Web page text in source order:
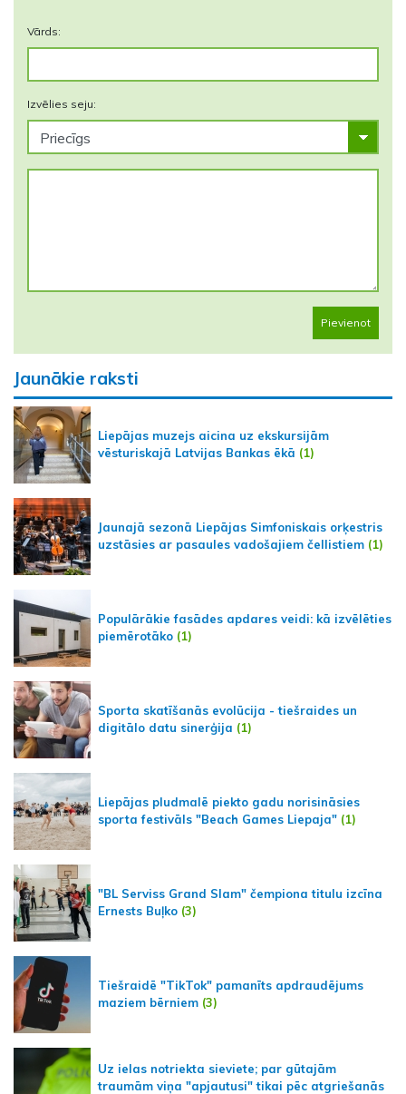
Vārds:
Izvēlies seju:
Pievienot
Jaunākie raksti
Liepājas muzejs aicina uz ekskursijām
vēsturiskajā Latvijas Bankas ēkā (1)
Jaunajā sezonā Liepājas Simfoniskais orķestris
uzstāsies ar pasaules vadošajiem čellistiem (1)
Populārākie fasādes apdares veidi: kā izvēlēties
piemērotāko (1)
Sporta skatīšanās evolūcija - tiešraides un
digitālo datu sinerģija (1)
Liepājas pludmalē piekto gadu norisināsies
sporta festivāls "Beach Games Liepaja" (1)
"BL Serviss Grand Slam" čempiona titulu izcīna
Ernests Buļko (3)
Tiešraidē "TikTok" pamanīts apdraudējums
maziem bērniem (3)
Uz ielas notriekta sieviete; par gūtajām
traumām viņa "apjautusi" tikai pēc atgriešanās